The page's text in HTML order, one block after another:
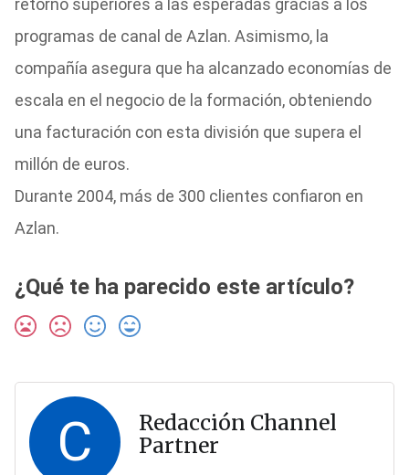
retorno superiores a las esperadas gracias a los
programas de canal de Azlan. Asimismo, la
compañía asegura que ha alcanzado economías de
escala en el negocio de la formación, obteniendo
una facturación con esta división que supera el
millón de euros.
Durante 2004, más de 300 clientes confiaron en
Azlan.
¿Qué te ha parecido este artículo?
C
Redacción Channel
Partner